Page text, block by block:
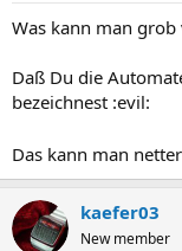
Was kann man grob
Daß Du die
bezeichnest :evil:
Das kann man
kaefer03
New member